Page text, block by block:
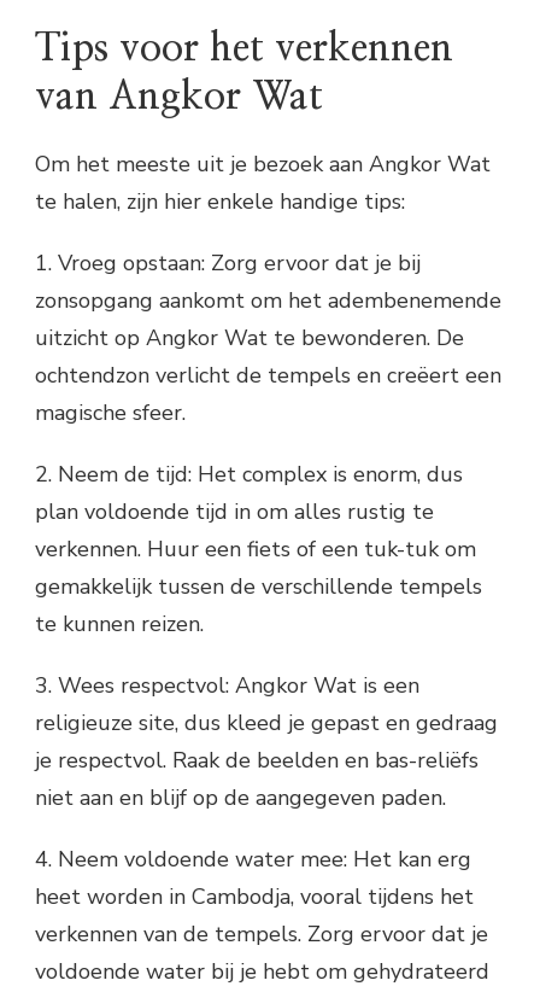
Tips voor het verkennen
van Angkor Wat
Om het meeste uit je bezoek aan Angkor Wat
te halen, zijn hier enkele handige tips:
1. Vroeg opstaan: Zorg ervoor dat je bij
zonsopgang aankomt om het adembenemende
uitzicht op Angkor Wat te bewonderen. De
ochtendzon verlicht de tempels en creëert een
magische sfeer.
2. Neem de tijd: Het complex is enorm, dus
plan voldoende tijd in om alles rustig te
verkennen. Huur een fiets of een tuk-tuk om
gemakkelijk tussen de verschillende tempels
te kunnen reizen.
3. Wees respectvol: Angkor Wat is een
religieuze site, dus kleed je gepast en gedraag
je respectvol. Raak de beelden en bas-reliëfs
niet aan en blijf op de aangegeven paden.
4. Neem voldoende water mee: Het kan erg
heet worden in Cambodja, vooral tijdens het
verkennen van de tempels. Zorg ervoor dat je
voldoende water bij je hebt om gehydrateerd